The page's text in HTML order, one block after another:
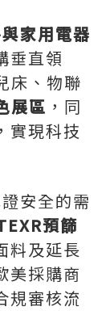
家用電器
垂直領
床、物聯
展區 ，同
實現科技
安全的需
預篩
料及延長
美採購商
規審核流